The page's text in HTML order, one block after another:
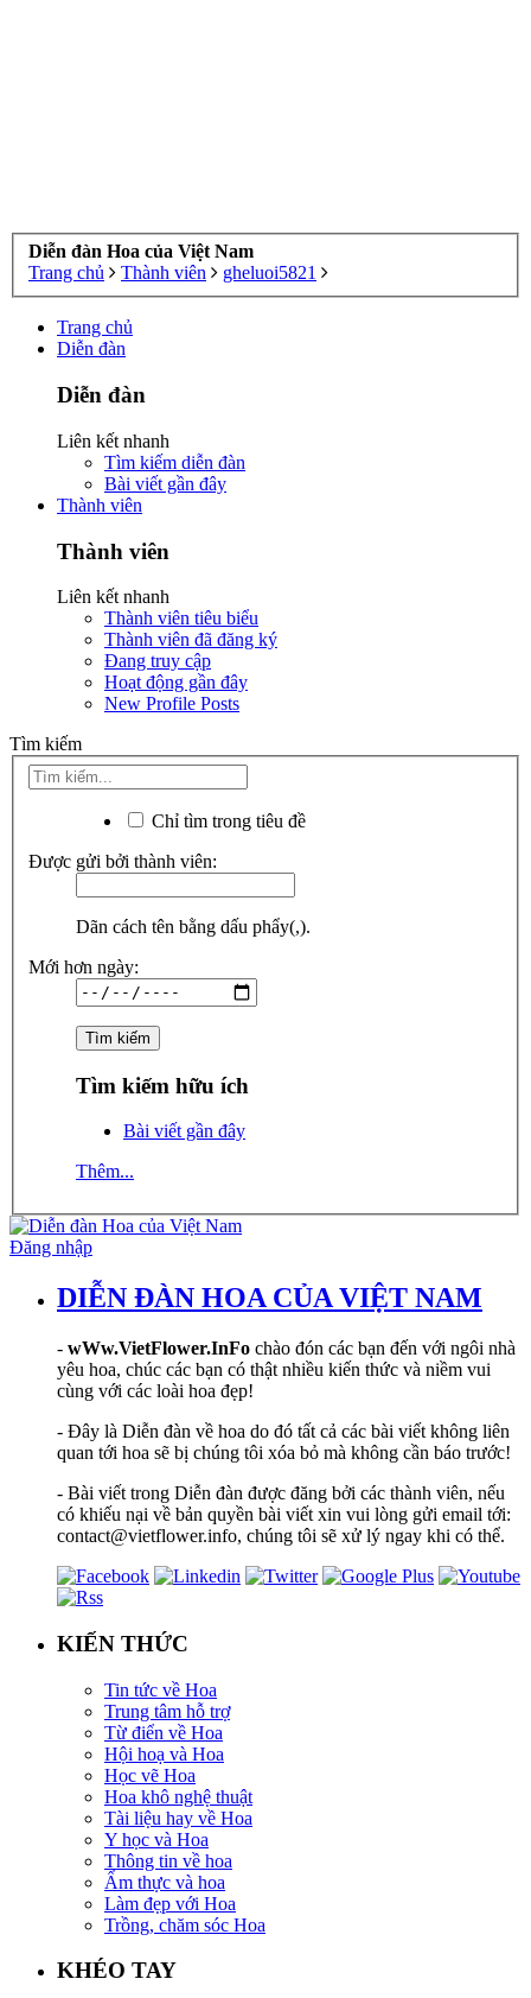
Diễn đàn Hoa của Việt Nam
Trang chủ
Thành viên gheluoi5821
Trang chủ
Diễn đàn
Diễn đàn
Liên kết nhanh
Tìm kiếm diễn đàn
Bài viết gần đây
Thành viên
Thành viên
Liên kết nhanh
Thành viên tiêu biểu
Thành viên đã đăng ký
Đang truy cập
Hoạt động gần đây
New Profile Posts
Tìm kiếm
Chỉ tìm trong tiêu đề
Được gửi bởi thành viên:
Dãn cách tên bằng dấu phẩy(,).
Mới hơn ngày:
Tìm kiếm hữu ích
Bài viết gần đây
Thêm...
Đăng nhập
DIỄN ĐÀN HOA CỦA VIỆT NAM
- wWw.VietFlower.InFo chào đón các bạn đến với ngôi nhà
yêu hoa, chúc các bạn có thật nhiều kiến thức và niềm vui
cùng với các loài hoa đẹp!
- Đây là Diễn đàn về hoa do đó tất cả các bài viết không liên
quan tới hoa sẽ bị chúng tôi xóa bỏ mà không cần báo trước!
- Bài viết trong Diễn đàn được đăng bởi các thành viên, nếu
có khiếu nại về bản quyền bài viết xin vui lòng gửi email tới:
contact@vietflower.info, chúng tôi sẽ xử lý ngay khi có thể.
KIẾN THỨC
Tin tức về Hoa
Trung tâm hỗ trợ
Từ điển về Hoa
Hội hoạ và Hoa
Học vẽ Hoa
Hoa khô nghệ thuật
Tài liệu hay về Hoa
Y học và Hoa
Thông tin về hoa
Ẩm thực và hoa
Làm đẹp với Hoa
Trồng, chăm sóc Hoa
KHÉO TAY